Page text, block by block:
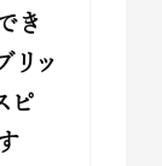
き
リッ
ピ